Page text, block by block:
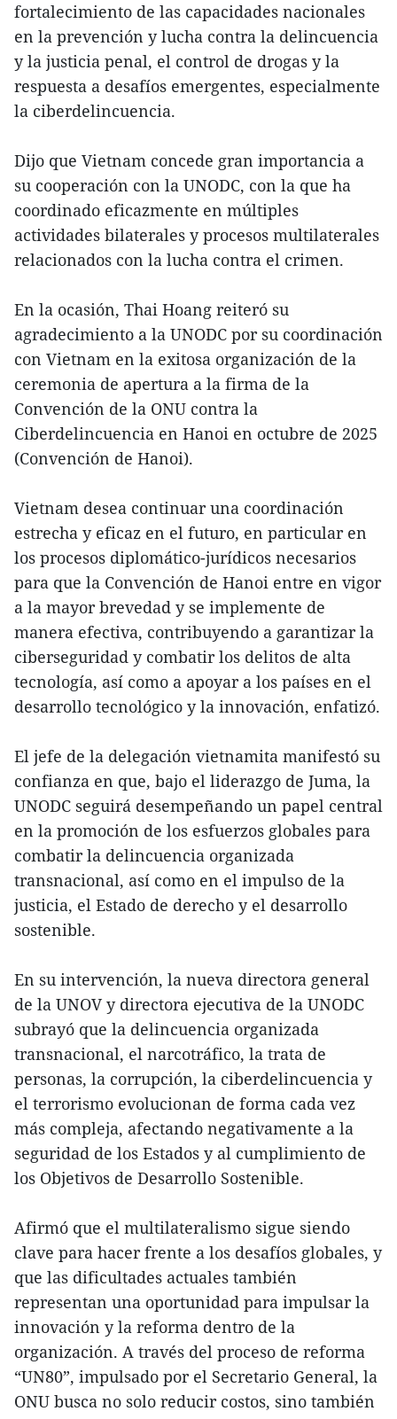
fortalecimiento de las capacidades nacionales
en la prevención y lucha contra la delincuencia
y la justicia penal, el control de drogas y la
respuesta a desafíos emergentes, especialmente
la ciberdelincuencia.
Dijo que Vietnam concede gran importancia a
su cooperación con la UNODC, con la que ha
coordinado eficazmente en múltiples
actividades bilaterales y procesos multilaterales
relacionados con la lucha contra el crimen.
En la ocasión, Thai Hoang reiteró su
agradecimiento a la UNODC por su coordinación
con Vietnam en la exitosa organización de la
ceremonia de apertura a la firma de la
Convención de la ONU contra la
Ciberdelincuencia en Hanoi en octubre de 2025
(Convención de Hanoi).
Vietnam desea continuar una coordinación
estrecha y eficaz en el futuro, en particular en
los procesos diplomático-jurídicos necesarios
para que la Convención de Hanoi entre en vigor
a la mayor brevedad y se implemente de
manera efectiva, contribuyendo a garantizar la
ciberseguridad y combatir los delitos de alta
tecnología, así como a apoyar a los países en el
desarrollo tecnológico y la innovación, enfatizó.
El jefe de la delegación vietnamita manifestó su
confianza en que, bajo el liderazgo de Juma, la
UNODC seguirá desempeñando un papel central
en la promoción de los esfuerzos globales para
combatir la delincuencia organizada
transnacional, así como en el impulso de la
justicia, el Estado de derecho y el desarrollo
sostenible.
En su intervención, la nueva directora general
de la UNOV y directora ejecutiva de la UNODC
subrayó que la delincuencia organizada
transnacional, el narcotráfico, la trata de
personas, la corrupción, la ciberdelincuencia y
el terrorismo evolucionan de forma cada vez
más compleja, afectando negativamente a la
seguridad de los Estados y al cumplimiento de
los Objetivos de Desarrollo Sostenible.
Afirmó que el multilateralismo sigue siendo
clave para hacer frente a los desafíos globales, y
que las dificultades actuales también
representan una oportunidad para impulsar la
innovación y la reforma dentro de la
organización. A través del proceso de reforma
“UN80”, impulsado por el Secretario General, la
ONU busca no solo reducir costos, sino también